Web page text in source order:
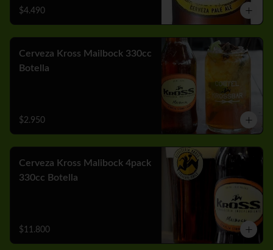
$4.490
Cerveza Kross Mailbock 330cc
Botella
$2.950
Cerveza Kross Malibock 4pack
330cc Botella
$11.800